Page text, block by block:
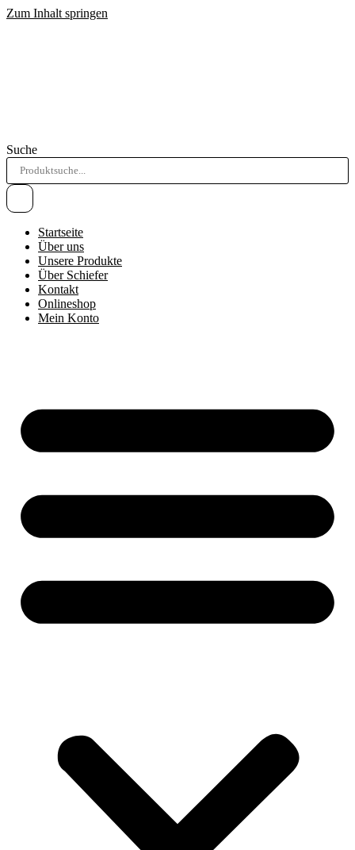
Zum Inhalt springen
Suche
Startseite
Über uns
Unsere Produkte
Über Schiefer
Kontakt
Onlineshop
Mein Konto